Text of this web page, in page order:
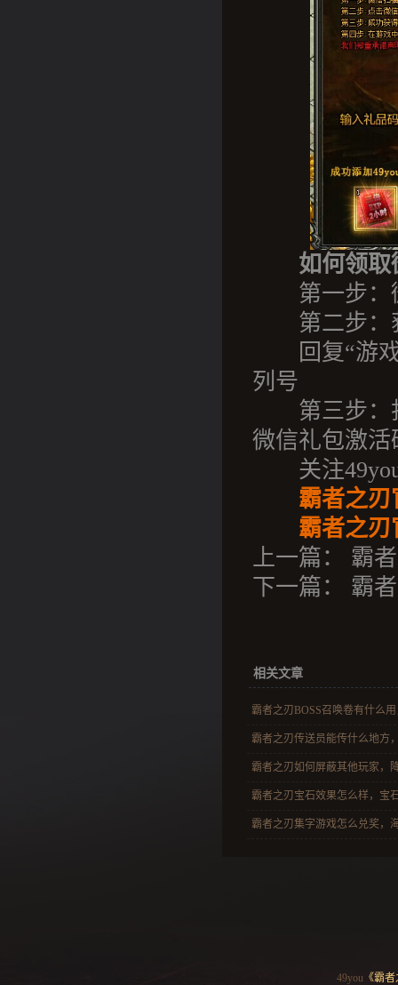
如何领取
第一步：微
第二步：获
回复“游戏
列号
第三步：打
微信礼包激活
关注49you
霸者之刃
霸者之刃
上一篇：
霸
下一篇：
霸
相关文章
霸者之刃BOSS召唤卷有什么
霸者之刃传送员能传什么地方
霸者之刃如何屏蔽其他玩家，
霸者之刃宝石效果怎么样，宝
霸者之刃集字游戏怎么兑奖，
49you《霸者